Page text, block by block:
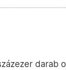
darab